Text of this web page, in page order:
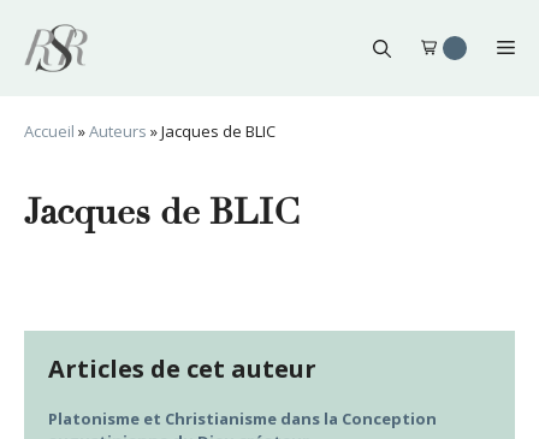
contenu
Accueil »Auteurs »Jacques de BLIC
Jacques de BLIC
Articles de cet auteur
Platonisme et Christianisme dans la Conception